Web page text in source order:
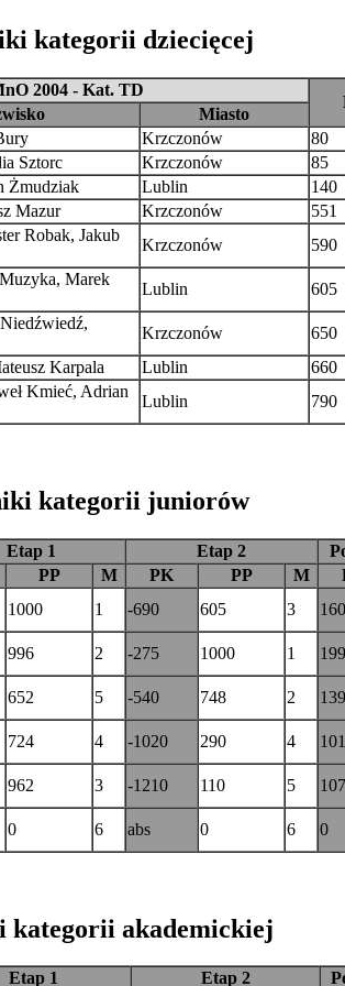
kategorii dziecięcej
2004 - Kat. TD
Miasto
Krzczonów
80
Sztorc Krzczonów
85
Żmudziak Lublin
140
Mazur Krzczonów
551
Robak, Jakub
Krzczonów 590
Marek
Lublin 605
Krzczonów
650
Karpala Lublin
660
Kmieć, Adrian
Lublin 790
kategorii juniorów
Etap 1 Etap 2
PP M PK PP M
1000 1 -690 605 3
996 2 -275 1000 1
652 5 -540 748 2
724 4 -1020 290 4
962 3 -1210 110 5
0 6 abs 0 6 0
kategorii akademickiej
Etap 1 Etap 2